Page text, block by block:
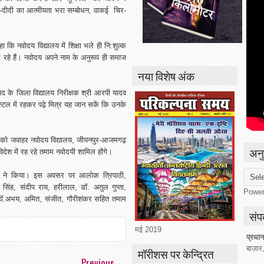
का आत्मीयता भरा सम्बोधन, वाकई चिर-
नवोदय विद्यालय में शिक्षा भले ही नि:शुल्क
रहे हैं। नवोदय अपने नाम के अनुरूप ही समाज
विद्यालय निरीक्षक श्री आरपी यादव
में रहकर पढ़े मित्र यह जान सकें कि उनके
जवाहर नवोदय विद्यालय, जीयनपुर-आजमगढ़
में रह रहे तमाम नवोदयी शामिल होंगे।
किया। इस अवसर पर आलोक त्रिपाठी,
सिंह, संदीप राय, हरीलाल, डॉ. अतुल गुप्ता,
अमित, संजीत, गौरीशंकर सहित तमाम
नया विशेष अंक
मई 2019
मॉरीशस पर केन्द्रित